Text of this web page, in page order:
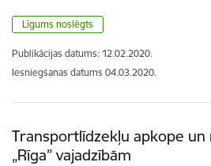
Līgums noslēgts
Publikācijas datums: 12.02.2020.
Iesniegšanas datums 04.03.2020.
Transportlīdzekļu apkope un
„Rīga” vajadzībām